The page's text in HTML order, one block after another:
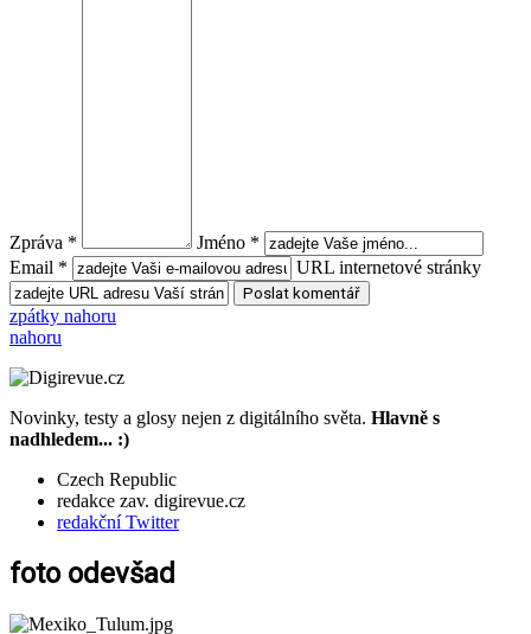
Zpráva *
Jméno *
Email *
URL internetové stránky
zpátky nahoru
nahoru
Novinky, testy a glosy nejen z digitálního světa. Hlavně s
nadhledem... :)
Czech Republic
redakce zav. digirevue.cz
redakční Twitter
foto odevšad